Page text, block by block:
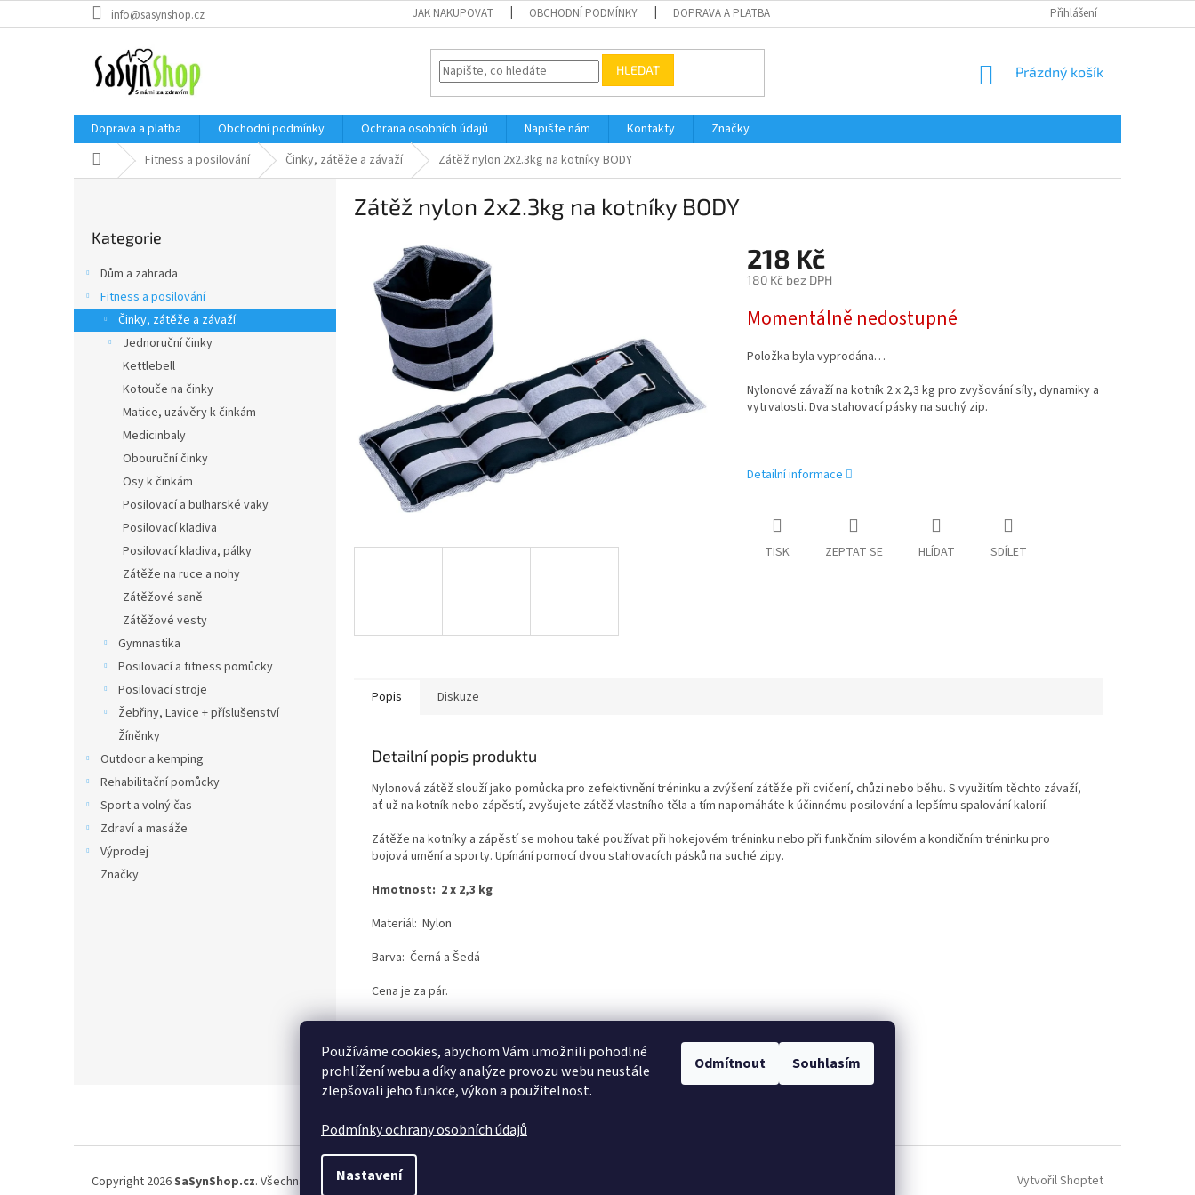
Používáme cookies, abychom Vám umožnili pohodlné
prohlížení webu a díky analýze provozu webu neustále
zlepšovali jeho funkce, výkon a použitelnost.
Podmínky ochrany osobních údajů
Nastavení
Odmítnout Souhlasím
na
info@sasynshop.cz JAK NAKUPOVAT OBCHODNÍ PODMÍNKY DOPRAVA A PLATBA Přihlášení
HLEDAT
NÁKUPNÍ
Prázdný košík
Doprava a platba Obchodní podmínky Ochrana osobních údajů Napište nám Kontakty
Značky
Domů Fitness a posilování Činky, zátěže a závaží Zátěž nylon 2x2.3kg na kotníky BODY
n
kategorie
Kategorie
Dům a zahrada
Fitness a posilování
Činky, zátěže a závaží
Jednoruční činky
Kettlebell
Kotouče na činky
Matice, uzávěry k činkám
Medicinbaly
Obouruční činky
Osy k činkám
Posilovací a bulharské vaky
Posilovací kladiva
Posilovací kladiva, pálky
Zátěže na ruce a nohy
Zátěžové saně
Zátěžové vesty
Gymnastika
Posilovací a fitness pomůcky
Posilovací stroje
Žebřiny, Lavice + příslušenství
Žíněnky
Outdoor a kemping
Rehabilitační pomůcky
Sport a volný čas
Zdraví a masáže
Výprodej
Značky
Zátěž nylon 2x2.3kg na kotníky BODY
218 Kč
180 Kč bez DPH
cena:
Momentálně nedostupné
Položka byla vyprodána…
Nylonové závaží na kotník 2 x 2,3 kg pro zvyšování síly, dynamiky a
vytrvalosti. Dva stahovací pásky na suchý zip.
Detailní informace
TISK ZEPTAT SE HLÍDAT SDÍLET
Popis Diskuze
Detailní popis produktu
Nylonová zátěž slouží jako pomůcka pro zefektivnění tréninku a zvýšení zátěže při cvičení, chůzi nebo běhu. S využitím těchto závaží,
ať už na kotník nebo zápěstí, zvyšujete zátěž vlastního těla a tím napomáháte k účinnému posilování a lepšímu spalování kalorií.
Zátěže na kotníky a zápěstí se mohou také používat při hokejovém tréninku nebo při funkčním silovém a kondičním tréninku pro
bojová umění a sporty. Upínání pomocí dvou stahovacích pásků na suché zipy.
Hmotnost: 2 x 2,3 kg
Materiál: Nylon
Barva: Černá a Šedá
Cena je za pár.
Vytvořil Shoptet
Copyright 2026SaSynShop.cz. Všechna práva vyhrazena.Upravit nastavení cookies